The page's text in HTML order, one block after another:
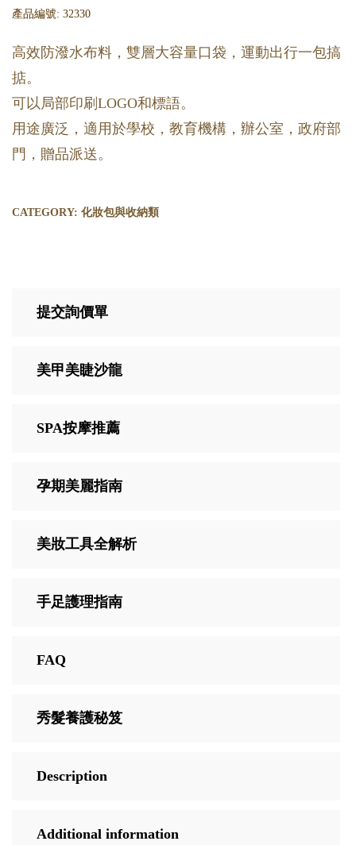
產品編號: 32330
高效防潑水布料，雙層大容量口袋，運動出行一包搞
掂。
可以局部印刷LOGO和標語。
用途廣泛，適用於學校，教育機構，辦公室，政府部
門，贈品派送。
CATEGORY: 化妝包與收納類
提交詢價單
美甲美睫沙龍
SPA按摩推薦
孕期美麗指南
美妝工具全解析
手足護理指南
FAQ
秀髮養護秘笈
Description
Additional information